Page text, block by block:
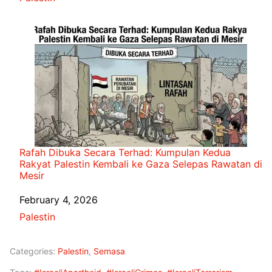
Rafah Dibuka Secara Terhad: Kumpulan Kedua
Rakyat Palestin Kembali ke Gaza Selepas Rawatan di
Mesir
Date
February 4, 2026
In relation to
Palestin
Categories: Palestin, Semasa